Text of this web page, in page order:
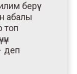
берүү
абалы
топ
деп